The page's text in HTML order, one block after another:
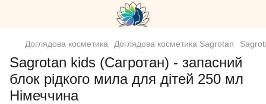
Доглядова косметика Доглядова косметика Sagrotan
Sagrotan kids (Сагротан) - запасний
блок рідкого мила для дітей 250 мл
Німеччина